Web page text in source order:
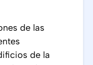
de las
de la